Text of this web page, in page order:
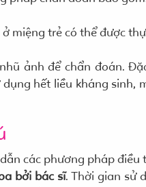
miệng trẻ có thể được
ảnh để chẩn đoán.
hết liều kháng sinh,
các phương pháp
bởi bác sĩ. Thời gian sử